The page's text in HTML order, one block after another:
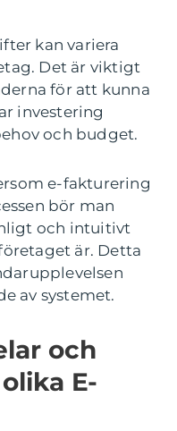
kan variera
Det är viktigt
för att kunna
investering
och budget.
e-fakturering
bör man
och intuitivt
är. Detta
av systemet.
och
E-